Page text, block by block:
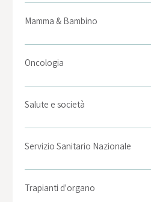
Mamma & Bambino
Oncologia
Salute e società
Servizio Sanitario Nazionale
Trapianti d'organo